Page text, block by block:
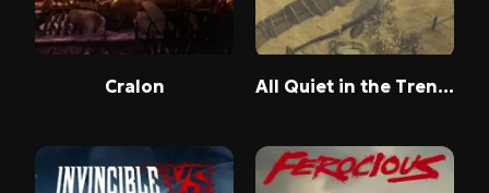
Cralon All Quiet in the Trenches